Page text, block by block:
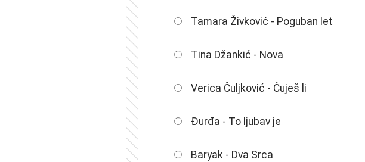
Tamara Živković - Poguban let
Tina Džankić - Nova
Verica Čuljković - Čuješ li
Đurđa - To ljubav je
Baryak - Dva Srca